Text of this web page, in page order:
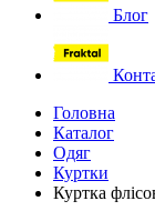
Блог
Головна
Каталог
Одяг
Куртки
Куртка